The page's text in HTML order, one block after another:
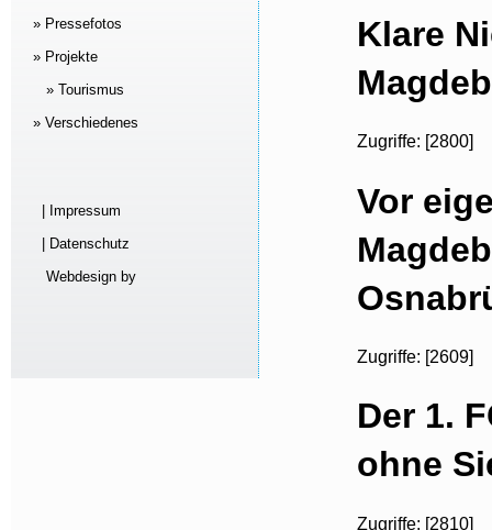
» Pressefotos
» Projekte
» Tourismus
» Verschiedenes
| Impressum
| Datenschutz
Webdesign by
Klare
Zugriffe: [2800]
Vor
Zugriffe: [2609]
Der 1.
ohne
Zugriffe: [2810]